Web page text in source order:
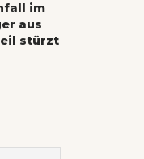
im
aus
stürzt